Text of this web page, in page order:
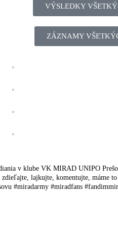
VÝSLEDKY
ZÁZNAMY
v klube VK MIRAD UNIPO
zdieľajte, lajkujte, komentujte, máme
#miradarmy #miradfans